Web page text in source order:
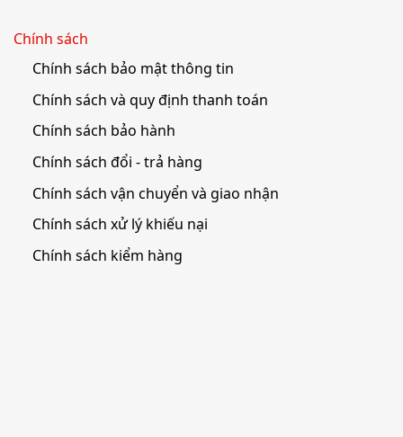
Chính sách
Chính sách bảo mật thông tin
Chính sách và quy định thanh toán
Chính sách bảo hành
Chính sách đổi - trả hàng
Chính sách vận chuyển và giao nhận
Chính sách xử lý khiếu nại
Chính sách kiểm hàng